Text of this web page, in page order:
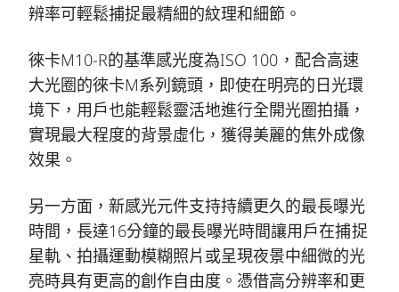
辨率可輕鬆捕捉最精細的紋理和細節。
徠卡M10-R的基準感光度為ISO 100，配合高速
大光圈的徠卡M系列鏡頭，即使在明亮的日光環
境下，用戶也能輕鬆靈活地進行全開光圈拍攝，
實現最大程度的背景虛化，獲得美麗的焦外成像
效果。
另一方面，新感光元件支持持續更久的最長曝光
時間，長達16分鐘的最長曝光時間讓用戶在捕捉
星軌、拍攝運動模糊照片或呈現夜景中細微的光
亮時具有更高的創作自由度。憑借高分辨率和更